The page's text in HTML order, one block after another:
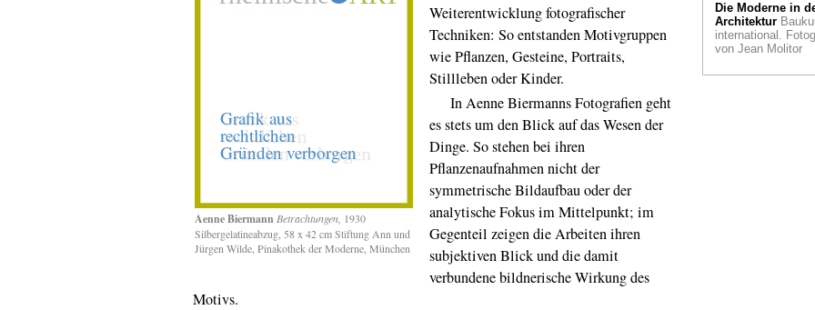
Aenne Biermann Betrachtungen, 1930
Silbergelatineabzug, 58 x 42 cm Stiftung Ann und
Jürgen Wilde, Pinakothek der Moderne, München
Weiterentwicklung fotografischer
Techniken: So entstanden Motivgruppen
wie Pflanzen, Gesteine, Portraits,
Stillleben oder Kinder.
In Aenne Biermanns Fotografien geht
es stets um den Blick auf das Wesen der
Dinge. So stehen bei ihren
Pflanzenaufnahmen nicht der
symmetrische Bildaufbau oder der
analytische Fokus im Mittelpunkt; im
Gegenteil zeigen die Arbeiten ihren
subjektiven Blick und die damit
verbundene bildnerische Wirkung des
Motivs.
Kölsche Institution
Pflanzenadoption
Gewächse retten
Die Moderne in
Architektur
international.
von Jean Molitor